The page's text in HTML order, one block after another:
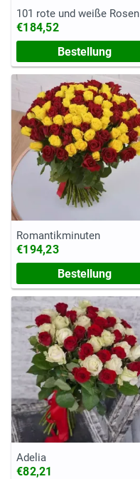
101 rote und weiße Rosen
€184,52
Bestellung
Romantikminuten
€194,23
Bestellung
Adelia
€82,21